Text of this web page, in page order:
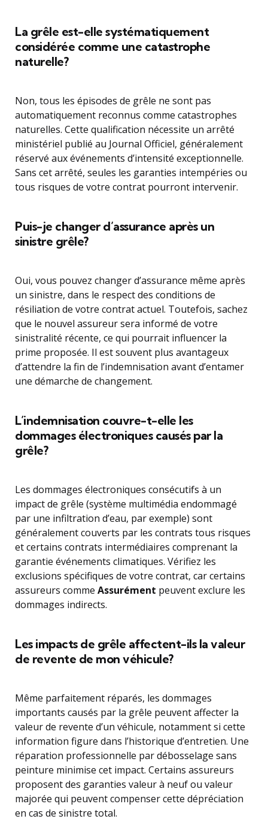
La grêle est-elle systématiquement
considérée comme une catastrophe
naturelle?
Non, tous les épisodes de grêle ne sont pas
automatiquement reconnus comme catastrophes
naturelles. Cette qualification nécessite un arrêté
ministériel publié au Journal Officiel, généralement
réservé aux événements d’intensité exceptionnelle.
Sans cet arrêté, seules les garanties intempéries ou
tous risques de votre contrat pourront intervenir.
Puis-je changer d’assurance après un
sinistre grêle?
Oui, vous pouvez changer d’assurance même après
un sinistre, dans le respect des conditions de
résiliation de votre contrat actuel. Toutefois, sachez
que le nouvel assureur sera informé de votre
sinistralité récente, ce qui pourrait influencer la
prime proposée. Il est souvent plus avantageux
d’attendre la fin de l’indemnisation avant d’entamer
une démarche de changement.
L’indemnisation couvre-t-elle les
dommages électroniques causés par la
grêle?
Les dommages électroniques consécutifs à un
impact de grêle (système multimédia endommagé
par une infiltration d’eau, par exemple) sont
généralement couverts par les contrats tous risques
et certains contrats intermédiaires comprenant la
garantie événements climatiques. Vérifiez les
exclusions spécifiques de votre contrat, car certains
assureurs comme Assurément peuvent exclure les
dommages indirects.
Les impacts de grêle affectent-ils la valeur
de revente de mon véhicule?
Même parfaitement réparés, les dommages
importants causés par la grêle peuvent affecter la
valeur de revente d’un véhicule, notamment si cette
information figure dans l’historique d’entretien. Une
réparation professionnelle par débosselage sans
peinture minimise cet impact. Certains assureurs
proposent des garanties valeur à neuf ou valeur
majorée qui peuvent compenser cette dépréciation
en cas de sinistre total.